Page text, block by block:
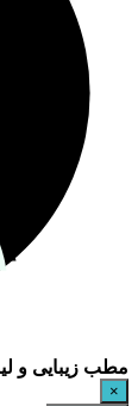
مطب زیبایی و
×